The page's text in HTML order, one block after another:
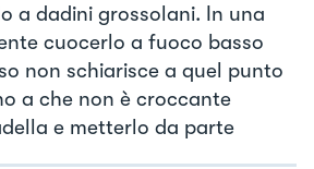
a dadini grossolani. In una
cuocerlo a fuoco basso
non schiarisce a quel punto
a che non è croccante
e metterlo da parte